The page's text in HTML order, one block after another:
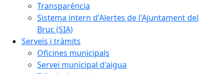
Transparència
Sistema intern d'Alertes de l'Ajuntament del
Bruc (SIA)
Serveis i tràmits
Oficines municipals
Servei municipal d'aigua